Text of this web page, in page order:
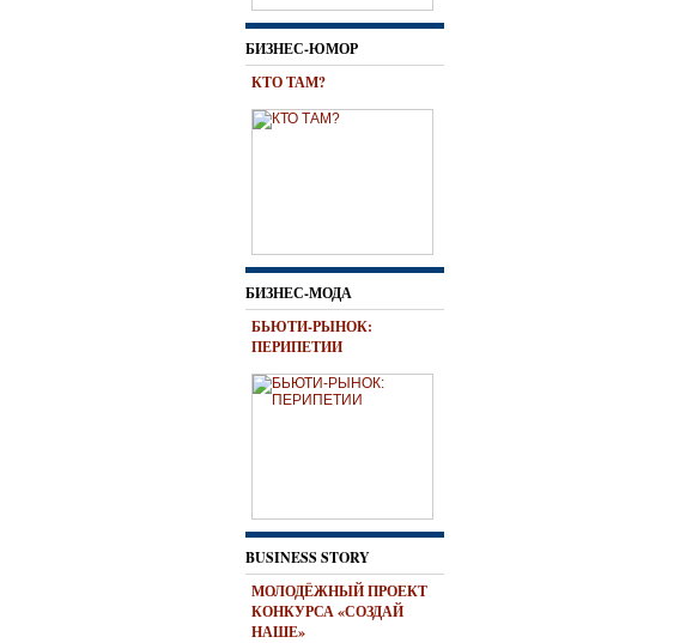
БИЗНЕС-ЮМОР
КТО ТАМ?
БИЗНЕС-МОДА
БЬЮТИ-РЫНОК:
ПЕРИПЕТИИ
BUSINESS STORY
МОЛОДЁЖНЫЙ ПРОЕКТ
КОНКУРСА «СОЗДАЙ
НАШЕ»